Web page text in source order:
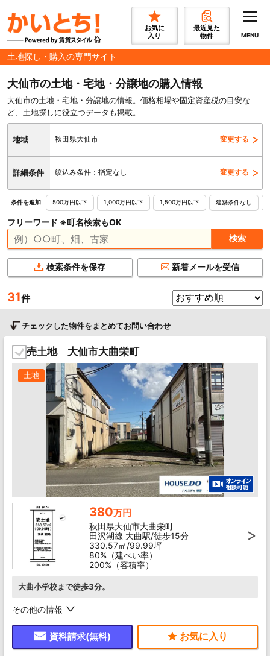
お気に
入り
最近見た
物件
MENU
土地探し・購入の専門サイト
大仙市の土地・宅地・分譲地の購入情報
大仙市の土地・宅地・分譲地の情報。価格相場や固定資産税の目安な
ど、土地探しに役立つデータも掲載。
地域 秋田県大仙市 変更する
詳細条件 絞込み条件：指定なし 変更する
条件を追加 500万円以下 1,000万円以下 1,500万円以下 建築条件なし
フリーワード ※町名検索もOK
検索条件を保存 新着メールを受信
31件
チェックした物件をまとめてお問い合わせ
売土地 大仙市大曲栄町
土地
380万円
秋田県大仙市大曲栄町
田沢湖線 大曲駅/徒歩15分
330.57㎡/99.99坪
80%（建ぺい率）
200%（容積率）
大曲小学校まで徒歩3分。
その他の情報
資料請求(無料)